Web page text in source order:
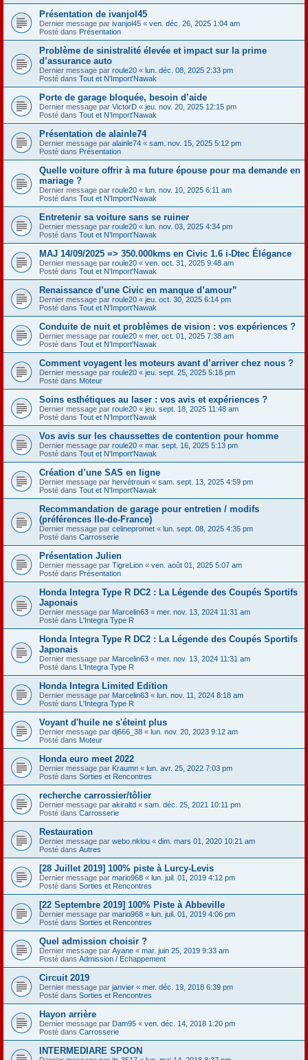
Présentation de ivanjol45
Dernier message par ivanjol45 « ven. déc. 26, 2025 1:04 am
Posté dans Présentation
Problème de sinistralité élevée et impact sur la prime
d’assurance auto
Dernier message par roule20 « lun. déc. 08, 2025 2:33 pm
Posté dans Tout et N'Import'Nawak
Porte de garage bloquée, besoin d’aide
Dernier message par VictorD « jeu. nov. 20, 2025 12:15 pm
Posté dans Tout et N'Import'Nawak
Présentation de alainle74
Dernier message par alainle74 « sam. nov. 15, 2025 5:12 pm
Posté dans Présentation
Quelle voiture offrir à ma future épouse pour ma demande en
mariage ?
Dernier message par roule20 « lun. nov. 10, 2025 6:11 am
Posté dans Tout et N'Import'Nawak
Entretenir sa voiture sans se ruiner
Dernier message par roule20 « lun. nov. 03, 2025 4:34 pm
Posté dans Tout et N'Import'Nawak
MAJ 14/09/2025 => 350.000kms en Civic 1.6 i-Dtec Élégance
Dernier message par roule20 « ven. oct. 31, 2025 9:48 am
Posté dans Tout et N'Import'Nawak
Renaissance d’une Civic en manque d’amour”
Dernier message par roule20 « jeu. oct. 30, 2025 6:14 pm
Posté dans Tout et N'Import'Nawak
Conduite de nuit et problèmes de vision : vos expériences ?
Dernier message par roule20 « mer. oct. 01, 2025 7:38 am
Posté dans Tout et N'Import'Nawak
Comment voyagent les moteurs avant d’arriver chez nous ?
Dernier message par roule20 « jeu. sept. 25, 2025 5:18 pm
Posté dans Moteur
Soins esthétiques au laser : vos avis et expériences ?
Dernier message par roule20 « jeu. sept. 18, 2025 11:48 am
Posté dans Tout et N'Import'Nawak
Vos avis sur les chaussettes de contention pour homme
Dernier message par roule20 « mar. sept. 16, 2025 5:13 pm
Posté dans Tout et N'Import'Nawak
Création d’une SAS en ligne
Dernier message par hervétrouin « sam. sept. 13, 2025 4:59 pm
Posté dans Tout et N'Import'Nawak
Recommandation de garage pour entretien / modifs
(préférences Ile-de-France)
Dernier message par celinepromet « lun. sept. 08, 2025 4:35 pm
Posté dans Carrosserie
Présentation Julien
Dernier message par TigreLion « ven. août 01, 2025 5:07 am
Posté dans Présentation
Honda Integra Type R DC2 : La Légende des Coupés Sportifs
Japonais
Dernier message par Marcelin63 « mer. nov. 13, 2024 11:31 am
Posté dans L'Integra Type R
Honda Integra Type R DC2 : La Légende des Coupés Sportifs
Japonais
Dernier message par Marcelin63 « mer. nov. 13, 2024 11:31 am
Posté dans L'Integra Type R
Honda Integra Limited Edition
Dernier message par Marcelin63 « lun. nov. 11, 2024 8:18 am
Posté dans L'Integra Type R
Voyant d'huile ne s'éteint plus
Dernier message par dj666_38 « lun. nov. 20, 2023 9:12 am
Posté dans Moteur
Honda euro meet 2022
Dernier message par Kraumn « lun. avr. 25, 2022 7:03 pm
Posté dans Sorties et Rencontres
recherche carrossier/tôlier
Dernier message par akiraltd « sam. déc. 25, 2021 10:11 pm
Posté dans Carrosserie
Restauration
Dernier message par webo.nklou « dim. mars 01, 2020 10:21 am
Posté dans Autres
[28 Juillet 2019] 100% piste à Lurcy-Levis
Dernier message par mario968 « lun. juil. 01, 2019 4:12 pm
Posté dans Sorties et Rencontres
[22 Septembre 2019] 100% Piste à Abbeville
Dernier message par mario968 « lun. juil. 01, 2019 4:06 pm
Posté dans Sorties et Rencontres
Quel admission choisir ?
Dernier message par Ayane « mar. juin 25, 2019 9:33 am
Posté dans Admission / Echappement
Circuit 2019
Dernier message par janvier « mer. déc. 19, 2018 6:39 pm
Posté dans Sorties et Rencontres
Hayon arrière
Dernier message par Dam95 « ven. déc. 14, 2018 1:20 pm
Posté dans Carrosserie
INTERMEDIARE SPOON